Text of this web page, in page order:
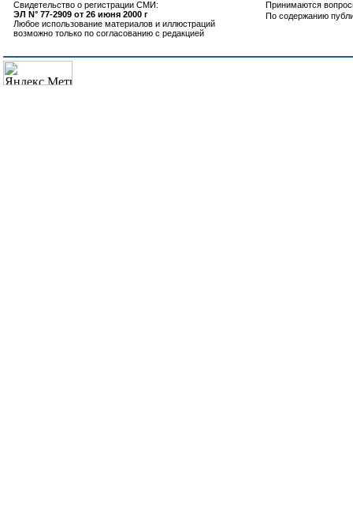
Свидетельство о регистрации СМИ:
ЭЛ N° 77-2909 от 26 июня 2000 г
Любое использование материалов и иллюстраций
возможно только по согласованию с редакцией
Принимаются
По содержанию